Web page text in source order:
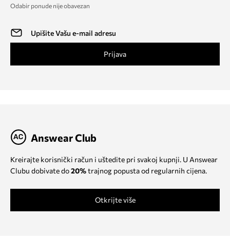
Odabir ponude nije obavezan
Prijava
Answear Club
Kreirajte korisnički račun i uštedite pri svakoj kupnji. U Answear
Clubu dobivate do20%trajnog popusta od regularnih cijena.
Otkrijte više